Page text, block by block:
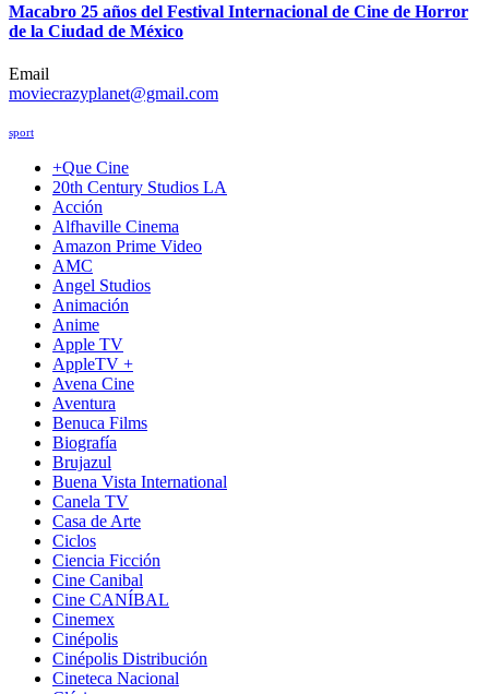
Macabro 25 años del Festival Internacional de Cine de Horror
de la Ciudad de México
Email
moviecrazyplanet@gmail.com
sport
+Que Cine
20th Century Studios LA
Acción
Alfhaville Cinema
Amazon Prime Video
AMC
Angel Studios
Animación
Anime
Apple TV
AppleTV +
Avena Cine
Aventura
Benuca Films
Biografía
Brujazul
Buena Vista International
Canela TV
Casa de Arte
Ciclos
Ciencia Ficción
Cine Canibal
Cine CANÍBAL
Cinemex
Cinépolis
Cinépolis Distribución
Cineteca Nacional